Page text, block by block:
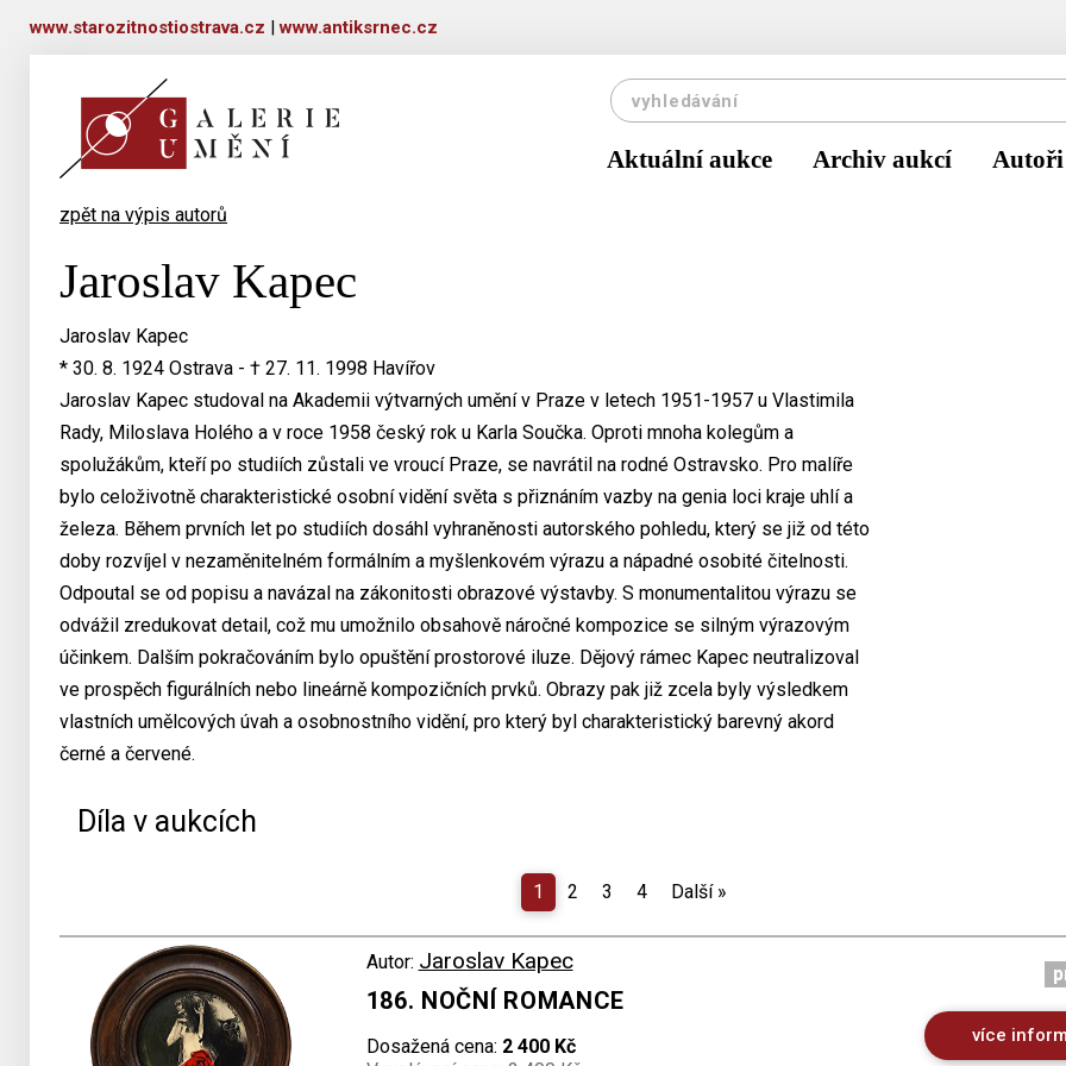
www.starozitnostiostrava.cz |www.antiksrnec.cz
Aktuální aukce Archiv aukcí Autoři
zpět na výpis autorů
Jaroslav Kapec
Jaroslav Kapec
* 30. 8. 1924 Ostrava - † 27. 11. 1998 Havířov
Jaroslav Kapec studoval na Akademii výtvarných umění v Praze v letech 1951-1957 u Vlastimila
Rady, Miloslava Holého a v roce 1958 český rok u Karla Součka. Oproti mnoha kolegům a
spolužákům, kteří po studiích zůstali ve vroucí Praze, se navrátil na rodné Ostravsko. Pro malíře
bylo celoživotně charakteristické osobní vidění světa s přiznáním vazby na genia loci kraje uhlí a
železa. Během prvních let po studiích dosáhl vyhraněnosti autorského pohledu, který se již od této
doby rozvíjel v nezaměnitelném formálním a myšlenkovém výrazu a nápadné osobité čitelnosti.
Odpoutal se od popisu a navázal na zákonitosti obrazové výstavby. S monumentalitou výrazu se
odvážil zredukovat detail, což mu umožnilo obsahově náročné kompozice se silným výrazovým
účinkem. Dalším pokračováním bylo opuštění prostorové iluze. Dějový rámec Kapec neutralizoval
ve prospěch figurálních nebo lineárně kompozičních prvků. Obrazy pak již zcela byly výsledkem
vlastních umělcových úvah a osobnostního vidění, pro který byl charakteristický barevný akord
černé a červené.
Díla v aukcích
1 2 3 4 Další »
Autor: Jaroslav Kapec
186. NOČNÍ ROMANCE
Dosažená cena: 2 400 Kč
více